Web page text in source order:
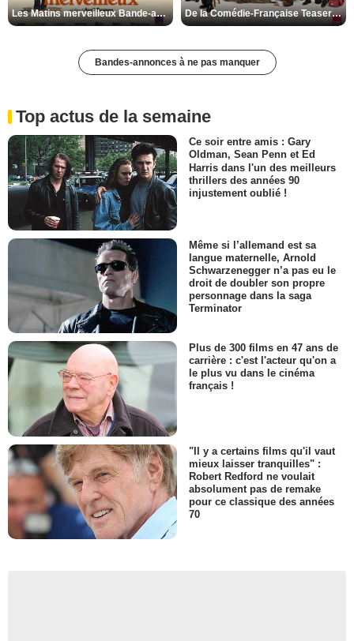
Les Matins merveilleux Bande-annonce VF De la Comédie-Française Teaser VF
Bandes-annonces à ne pas manquer
Top actus de la semaine
Ce soir entre amis : Gary
Oldman, Sean Penn et Ed
Harris dans l'un des meilleurs
thrillers des années 90
injustement oublié !
Même si l’allemand est sa
langue maternelle, Arnold
Schwarzenegger n’a pas eu le
droit de doubler son propre
personnage dans la saga
Terminator
Plus de 300 films en 47 ans de
carrière : c'est l'acteur qu'on a
le plus vu dans le cinéma
français !
"Il y a certains films qu'il vaut
mieux laisser tranquilles" :
Robert Redford ne voulait
absolument pas de remake
pour ce classique des années
70